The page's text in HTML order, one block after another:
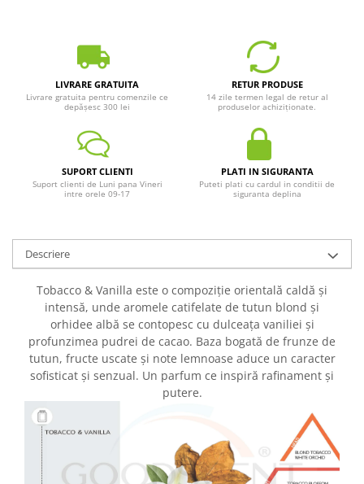
LIVRARE GRATUITA
Livrare gratuita pentru comenzile ce
depășesc 300 lei
RETUR PRODUSE
14 zile termen legal de retur al
produselor achiziționate.
SUPORT CLIENTI
Suport clienti de Luni pana Vineri
intre orele 09-17
PLATI IN SIGURANTA
Puteti plati cu cardul in conditii de
siguranta deplina
Descriere
Tobacco & Vanilla este o compoziție orientală caldă și
intensă, unde aromele catifelate de tutun blond și
orhidee albă se contopesc cu dulceața vaniliei și
profunzimea pudrei de cacao. Baza bogată de frunze de
tutun, fructe uscate și note lemnoase aduce un caracter
sofisticat și senzual. Un parfum ce inspiră rafinament și
putere.